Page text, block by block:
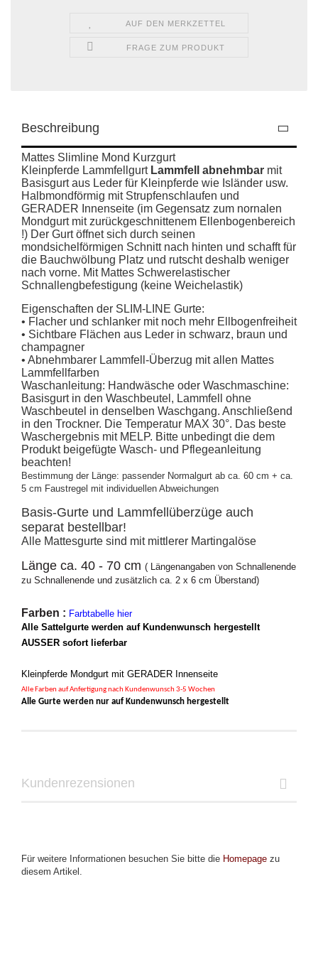
AUF DEN MERKZETTEL
FRAGE ZUM PRODUKT
Beschreibung
Mattes Slimline Mond Kurzgurt
Kleinpferde Lammfellgurt Lammfell abnehmbar mit
Basisgurt aus Leder für Kleinpferde wie Isländer usw.
Halbmondförmig mit Strupfenschlaufen und
GERADER Innenseite (im Gegensatz zum nornalen
Mondgurt mit zurückgeschnittenem Ellenbogenbereich
!) Der Gurt öffnet sich durch seinen
mondsichelförmigen Schnitt nach hinten und schafft für
die Bauchwölbung Platz und rutscht deshalb weniger
nach vorne. Mit Mattes Schwerelastischer
Schnallengbefestigung (keine Weichelastik)
Eigenschaften der SLIM-LINE Gurte:
• Flacher und schlanker mit noch mehr Ellbogenfreiheit
• Sichtbare Flächen aus Leder in schwarz, braun und
champagner
• Abnehmbarer Lammfell-Überzug mit allen Mattes
Lammfellfarben
Waschanleitung: Handwäsche oder Waschmaschine:
Basisgurt in den Waschbeutel, Lammfell ohne
Waschbeutel in denselben Waschgang. Anschließend
in den Trockner. Die Temperatur MAX 30°. Das beste
Waschergebnis mit MELP. Bitte unbedingt die dem
Produkt beigefügte Wasch- und Pflegeanleitung
beachten!
Bestimmung der Länge: passender Normalgurt ab ca. 60 cm + ca.
5 cm Faustregel mit individuellen Abweichungen
Basis-Gurte und Lammfellüberzüge auch
separat bestellbar!
Alle Mattesgurte sind mit mittlerer Martingalöse
Länge ca. 40 - 70 cm ( Längenangaben von Schnallenende
zu Schnallenende und zusätzlich ca. 2 x 6 cm Überstand)
Farben : Farbtabelle hier
Alle Sattelgurte werden auf Kundenwunsch hergestellt
AUSSER sofort lieferbar
Kleinpferde Mondgurt mit GERADER Innenseite
Alle Farben auf Anfertigungnach Kundenwunsch3-5 Wochen
Alle Gurte werden nur auf Kundenwunsch hergestellt
Kundenrezensionen
Für weitere Informationen besuchen Sie bitte die Homepage zu
diesem Artikel.